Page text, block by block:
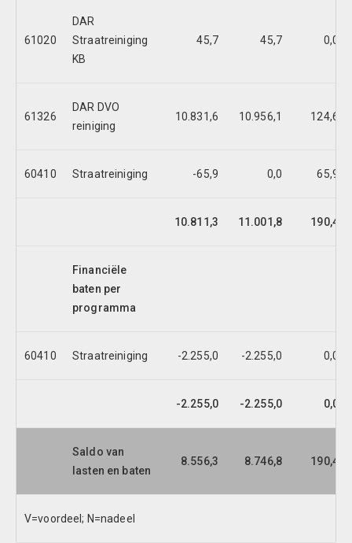
61020
DAR
Straatreiniging
KB
45,7 45,7 0,0
61326
DAR DVO
reiniging
10.831,6 10.956,1 124,6
60410 Straatreiniging -65,9 0,0 65,9
10.811,3 11.001,8 190,4
Financiële
baten per
programma
60410 Straatreiniging -2.255,0 -2.255,0 0,0
-2.255,0 -2.255,0 0,0
Saldo van
lasten en baten
8.556,3 8.746,8 190,4
V=voordeel; N=nadeel